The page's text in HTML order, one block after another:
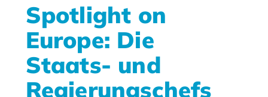
Spotlight on
Europe: Die
Staats- und
Regierungschefs